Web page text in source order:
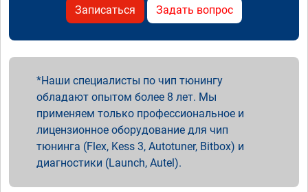
Записаться Задать вопрос
Наши специалисты по чип тюнингу
обладают опытом более 8 лет. Мы
применяем только профессиональное и
лицензионное оборудование для чип
тюнинга (Flex, Kess 3, Autotuner, Bitbox) и
диагностики (Launch, Autel).